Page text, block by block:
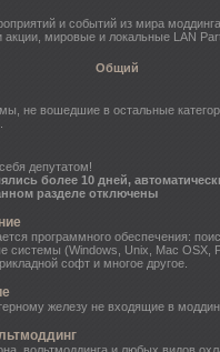
и событий из мира
акции, мировые и локальные LAN
Общий
не вошедшие в остальные
депутатом!
более 10 дней,
разделе отключены
программного обеспечения:
системы (Windows, Unix, Mac OSX,
софт и многое другое.
железу не входящие в